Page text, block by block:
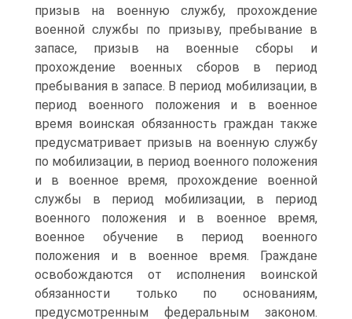
призыв на военную службу, прохождение
военной службы по призыву, пребывание в
запасе, призыв на военные сборы и
прохождение военных сборов в период
пребывания в запасе. В период мобилизации, в
период военного положения и в военное
время воинская обязанность граждан также
предусматривает призыв на военную службу
по мобилизации, в период военного положения
и в военное время, прохождение военной
службы в период мобилизации, в период
военного положения и в военное время,
военное обучение в период военного
положения и в военное время. Граждане
освобождаются от исполнения воинской
обязанности только по основаниям,
предусмотренным федеральным законом.